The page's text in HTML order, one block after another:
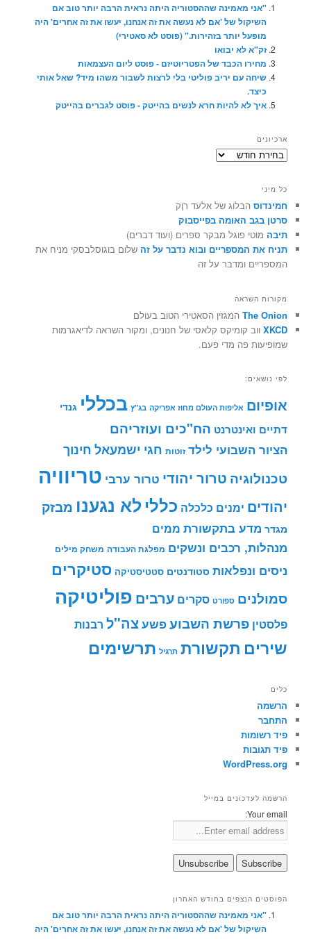
"אני מאמינה שההסטוריה היתה נראית הרבה יותר טוב אם
השיקול של 'אם לא נעשה את זה אנחנו, יעשו את זה אחרים' היה
מופעל יותר בזהירות." (פוסט לא סאטירי)
זק"א לא יבואו
מחירו הכבד של הפטריוטיזם - פוסט ליום העצמאות
שיחה עם יריב פוליטי בלי לרצות לשבור משהו מיד? שאל אותי
כיצד.
איך לא להיות חרא לנשים בהייטק - פוסט לגברים בהייטק
ארכיונים
ארכיונים
כל מיני
חמינדוס הבלוג של אלעד רוֶק
סרטן בגב האומה בפייסבוק
תיבה מוטי פוגל מבקר ספרים (ועוד דברים)
תניח את המספריים ובוא נדבר על זה שלום בוגוסלבסקי מניח את
המספריים ומדבר על זה
מקורות השראה
The Onion המגזין הסאטירי הטוב בעולם
XKCD ווב קומיקס קלאסי של חנונים, ומקור השראה לדיאגרמות
שמופיעות פה מדי פעם.
לפי נושאים:
אופיום אליפות העולם מחוז אפריקה בג"ץ בכללי גנדי
דתיים ואינטרנט הח"כים ועוזריהם
הציור השבועי לילד זוטות חגי ישמעאל חינוך
טכנולוגיה טרור יהודי טרור ערבי טריוויה
יהודים ימנים כלכלה כללי לא נגענו מבזק
מגדר מדע בתקשורת ממים
מנהלות, רכבים ונשקים מפלגת העבודה משחק מילים
ניסים ונפלאות סטודנטים סטטיסטיקה סטיקרים
סמולנים ספורט סקרים ערבים פוליטיקה
פלסטין פרשת השבועפשעצה"ל רבנות
שירים תקשורת תרגיל תרשימים
כלים
הרשמה
התחבר
פיד רשומות
פיד תגובות
WordPress.org
הרשמה לעדכונים במייל
Your email:
הפוסטים הנצפים בחודש האחרון
"אני מאמינה שההסטוריה היתה נראית הרבה יותר טוב אם
השיקול של 'אם לא נעשה את זה אנחנו, יעשו את זה אחרים' היה